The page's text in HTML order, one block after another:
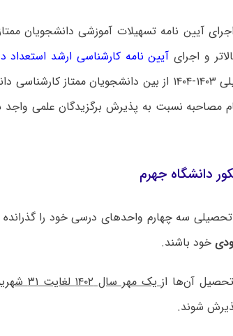
آیین نامه تسهیلات آموزشی دانشجویان
و اجرای آیین نامه کارشناسی ارشد استعداد
جهرم برای نیمسال اول سال تحصیلی ۱۴۰۳-۱۴۰۴ از بین دانشجویان
مصاحبه نسبت به پذیرش برگزیدگان علمی واجد
دانشگاه جهرم
خود باشند.
یک مهر سال ۱۴۰۲ لغایت ۳۱ شهریور ماه سال ۱۴۰۳
شوند.